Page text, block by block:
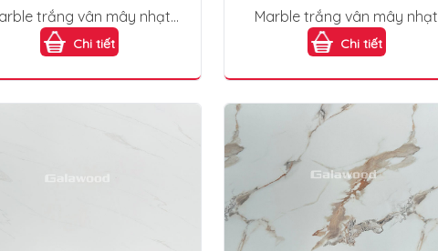
trắng vân mây nhạt
PVC231-1
Chi tiết
Marble trắng vân mây nhạt
PVC231-1
Chi tiết